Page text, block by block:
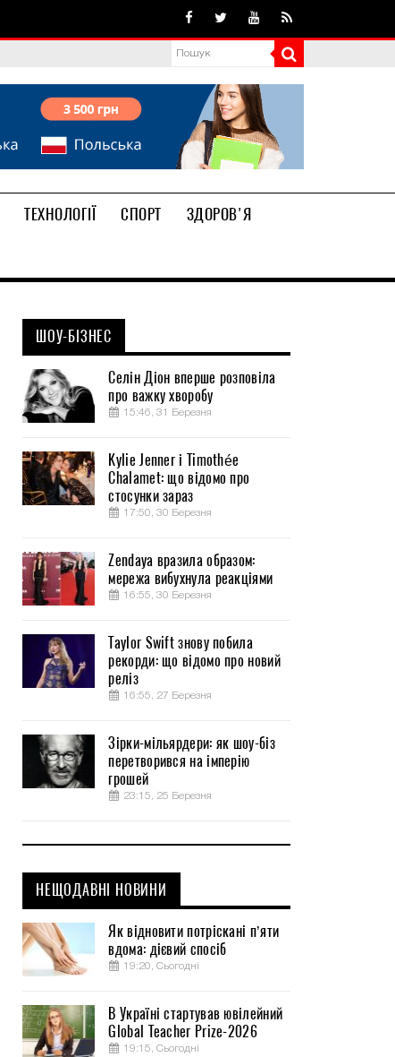
ТЕХНОЛОГІЇ СПОРТ
ЗДОРОВ'Я
ШОУ-БІЗНЕС
Селін Діон вперше розповіла
про важку хворобу
15:46, 31 Березня
Kylie Jenner і Timothée
Chalamet: що відомо про
стосунки зараз
17:50, 30 Березня
Zendaya вразила образом:
мережа вибухнула реакціями
16:55, 30 Березня
Taylor Swift знову побила
рекорди: що відомо про новий
реліз
16:55, 27 Березня
Зірки-мільярдери: як шоу-біз
перетворився на імперію
грошей
23:15, 25 Березня
НЕЩОДАВНІ НОВИНИ
Як відновити потріскані п’яти
вдома: дієвий спосіб
19:20, Сьогодні
В Україні стартував ювілейний
Global Teacher Prize-2026
19:15, Сьогодні